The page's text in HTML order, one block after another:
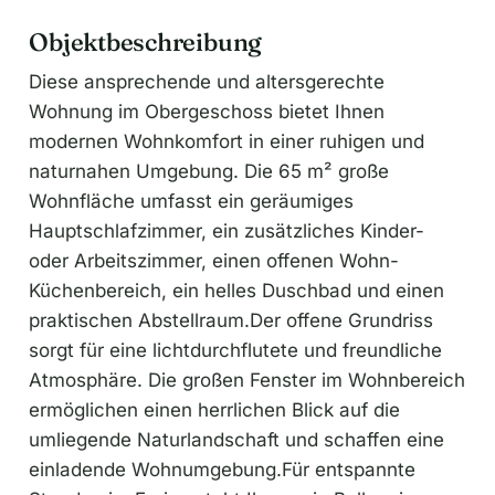
Objektbeschreibung
Diese ansprechende und altersgerechte
Wohnung im Obergeschoss bietet Ihnen
modernen Wohnkomfort in einer ruhigen und
naturnahen Umgebung. Die 65 m² große
Wohnfläche umfasst ein geräumiges
Hauptschlafzimmer, ein zusätzliches Kinder-
oder Arbeitszimmer, einen offenen Wohn-
Küchenbereich, ein helles Duschbad und einen
praktischen Abstellraum.Der offene Grundriss
sorgt für eine lichtdurchflutete und freundliche
Atmosphäre. Die großen Fenster im Wohnbereich
ermöglichen einen herrlichen Blick auf die
umliegende Naturlandschaft und schaffen eine
einladende Wohnumgebung.Für entspannte